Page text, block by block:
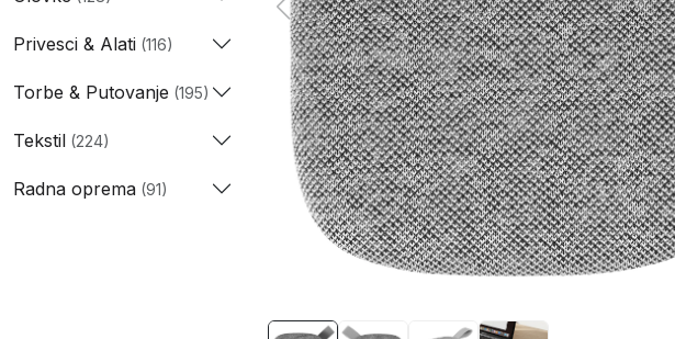
Privesci & Alati (116)
Torbe & Putovanje (195)
Tekstil (224)
Radna oprema (91)